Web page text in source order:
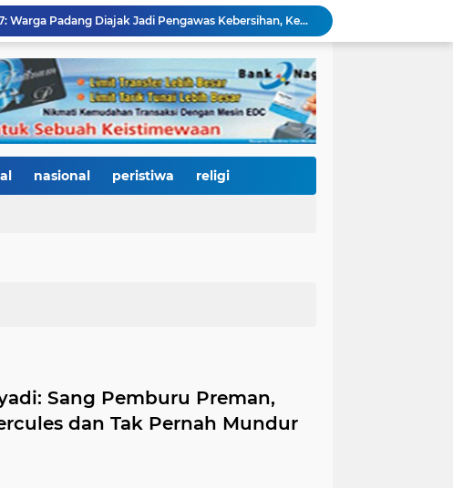
Mata Jeli HJK 357: Warga Padang Diajak Jadi Pengawas Kebersihan, Kemeriahan HJK Harus Tetap Rancak dan Bersih
Padang Gastronomy Market Hari Kedua: Surga Kuliner Tradisional di Kota Tua, UMKM Lokal Banjir Apresiasi
Gowes Siti Nurbaya Jadi Magnet Pesepeda Luar Daerah, HJK ke-357 Padang Makin Meriah
Tanam Pohon di Tepian Batang Arau, Padang dan Hildesheim Teguhkan Persahabatan Menuju Kota Global
Pasca Banjir, PUPR Padang Bergerak Cepat: Tanggul Lapau Munggu Diperbaiki, Sungkai dan SMPN 41 Dibersihkan
3.000 Pesepeda Kepung Kota Padang, Gowes Siti Nurbaya Adventure-X Jadi Pesta Olahraga dan Promosi Wisata
Di Hari Jadi Kota Padang ke-357, Air Mata Wawako Maigus Nasir Tumpah Saat Menemui Lansia Sebatang Kara yang Bertahun-tahun Terbaring Sakit
nasional peristiwa religi
Sang Pemburu Preman,
dan Tak Pernah Mundur